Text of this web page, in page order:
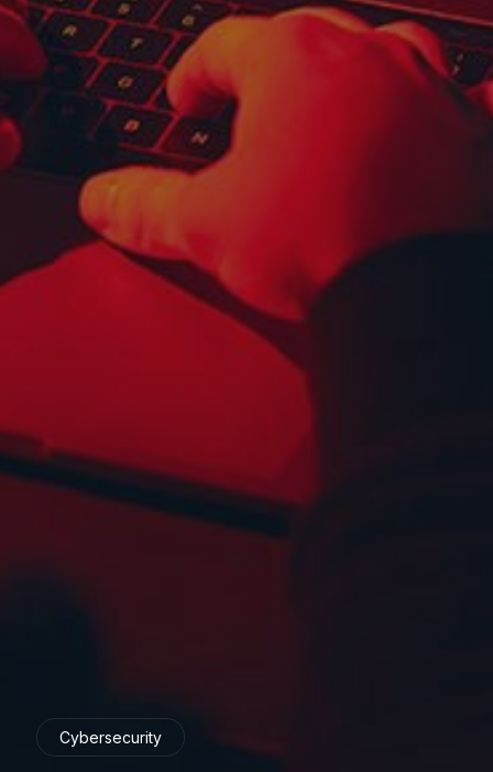
Cybersecurity